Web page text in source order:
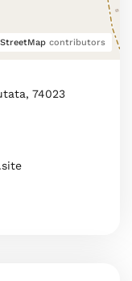
contributors
74023